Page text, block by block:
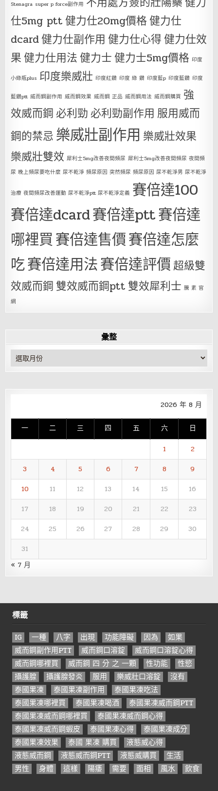
Stenagra super p force副作用
仕5mg ptt健力仕20mg價格健力仕
dcard健力仕副作用 健力仕心得健力仕效
果健力仕用法健力士健力士5mg價格 印度
小綠瓶plus 印度樂威壯 印度紅鑽 印度 綠 鑽 印度藍p 印度藍鑽 印度
藍鑽ptt 威而鋼副作用 威而鋼效果 威而鋼 正品 威而鋼用法 威而鋼購買 強
效威而鋼 必利勁 必利勁副作用 服用威而
鋼的禁忌 樂威壯副作用 樂威壯效果
樂威壯雙效 犀利士5mg改善夜間頻尿 犀利士5mg改善夜間頻尿 夜間頻
尿 晚上頻尿要吃什麼 尿不乾淨 頻尿原因 突然頻尿 頻尿原因 尿不乾淨男 尿不乾淨
治療 夜間頻尿改善運動 尿不乾淨ptt 尿不乾淨定義 賽倍達100
賽倍達dcard賽倍達ptt賽倍達
哪裡買賽倍達售價賽倍達怎麼
吃賽倍達用法賽倍達評價超級雙
效威而鋼 雙效威而鋼ptt 雙效犀利士 騰 素 官
網
彙整
彙
整
2026 年 8 月
一 二 三 四 五 六 日
1
2
3
4 5 6 7 8
9
10
11 12 13 14 15
16
17
18 19 20 21 22
23
24
25 26 27 28 29
30
31
« 7 月
標籤
IG 一種 八字 出現 功能障礙 因為
如果
威而鋼副作用PTT
威而鋼口溶錠
威而鋼口溶錠心得
威而鋼哪裡買
威而鋼 四 分 之 一顆 性功能
性慾
攝護腺
攝護腺發炎 服用 樂威壯口溶錠
沒有
泰國果凍
泰國果凍副作用
泰國果凍吃法
泰國果凍哪裡買
泰國果凍喝酒
泰國果凍威而鋼PTT
泰國果凍威而鋼哪裡買
泰國果凍威而鋼心得
泰國果凍威而鋼蝦皮
泰國果凍心得
泰國果凍成分
泰國果凍效果
泰國 果凍 購買
液態威心得
液態威而鋼
液態威而鋼PTT 液態威購買
生活
男性
身體 這樣 陽痿 需要 面相 風水 飲食